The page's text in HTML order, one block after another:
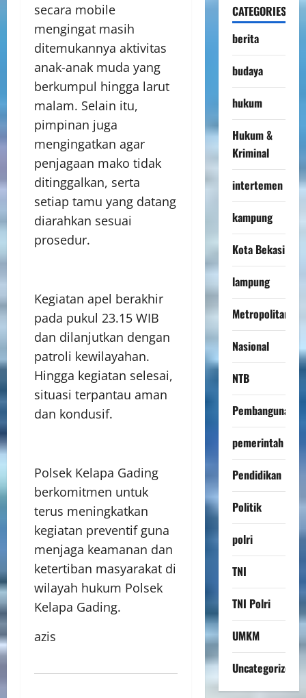
secara mobile
mengingat masih
ditemukannya aktivitas
anak-anak muda yang
berkumpul hingga larut
malam. Selain itu,
pimpinan juga
mengingatkan agar
penjagaan mako tidak
ditinggalkan, serta
setiap tamu yang datang
diarahkan sesuai
prosedur.
Kegiatan apel berakhir
pada pukul 23.15 WIB
dan dilanjutkan dengan
patroli kewilayahan.
Hingga kegiatan selesai,
situasi terpantau aman
dan kondusif.
Polsek Kelapa Gading
berkomitmen untuk
terus meningkatkan
kegiatan preventif guna
menjaga keamanan dan
ketertiban masyarakat di
wilayah hukum Polsek
Kelapa Gading.
azis
CATEGORIES
berita
budaya
hukum
Hukum &
Kriminal
intertemen
kampung
Kota Bekasi
lampung
Metropolitan
Nasional
NTB
Pembangunan
pemerintah
Pendidikan
Politik
polri
TNI
TNI Polri
UMKM
Uncategorized